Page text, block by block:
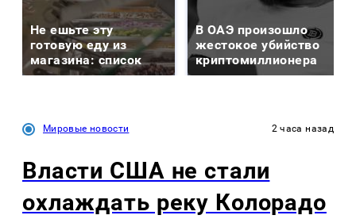
Не ешьте эту
готовую еду из
магазина: список
В ОАЭ произошло
жестокое убийство
криптомиллионера
Мировые новости 2 часа назад
Власти США не стали
охлаждать реку Колорадо